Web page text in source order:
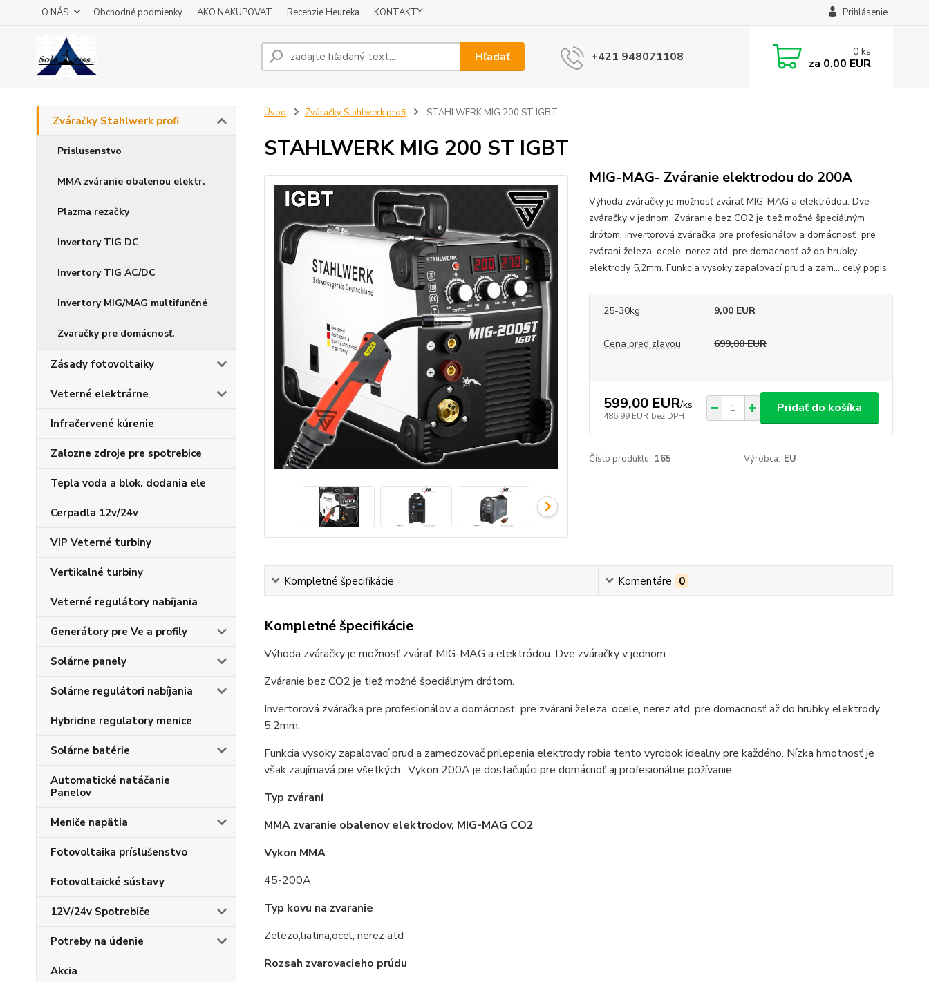
O NÁS Obchodné podmienky AKO NAKUPOVAT Recenzie Heureka KONTAKTY Prihlásenie
Hľadať +421 948071108 0 ks
za 0,00 EUR
Zváračky Stahlwerk profi
Prislusenstvo
MMA zváranie obalenou elektr.
Plazma rezačky
Invertory TIG DC
Invertory TIG AC/DC
Invertory MIG/MAG multifunčné
Zvaračky pre domácnosť.
Zásady fotovoltaiky
Veterné elektrárne
Infračervené kúrenie
Zalozne zdroje pre spotrebice
Tepla voda a blok. dodania ele
Cerpadla 12v/24v
VIP Veterné turbiny
Vertikalné turbiny
Veterné regulátory nabíjania
Generátory pre Ve a profily
Solárne panely
Solárne regulátori nabíjania
Hybridne regulatory menice
Solárne batérie
Automatické natáčanie
Panelov
Meniče napätia
Fotovoltaika príslušenstvo
Fotovoltaické sústavy
12V/24v Spotrebiče
Potreby na údenie
Akcia
Úvod Zváračky Stahlwerk profi STAHLWERK MIG 200 ST IGBT
STAHLWERK MIG 200 ST IGBT
MIG-MAG- Zváranie elektrodou do 200A
Výhoda zváračky je možnosť zvárať MIG-MAG a elektródou. Dve
zváračky v jednom. Zváranie bez CO2 je tiež možné špeciálným
drótom. Invertorová zváračka pre profesionálov a domácnosť pre
zvárani železa, ocele, nerez atd. pre domacnosť až do hrubky
elektrody 5,2mm. Funkcia vysoky zapalovací prud a zam... celý popis
25-30kg 9,00 EUR
Cena pred zľavou 699,00 EUR
599,00 EUR/ks
486,99 EUR bez DPH
Pridať do košíka
Číslo produktu: 165 Výrobca: EU
Kompletné špecifikácie Komentáre 0
Kompletné špecifikácie
Výhoda zváračky je možnosť zvárať MIG-MAG a elektródou. Dve zváračky v jednom.
Zváranie bez CO2 je tiež možné špeciálným drótom.
Invertorová zváračka pre profesionálov a domácnosť pre zvárani železa, ocele, nerez atd. pre domacnosť až do hrubky elektrody
5,2mm.
Funkcia vysoky zapalovací prud a zamedzovač prilepenia elektrody robia tento vyrobok idealny pre každého. Nízka hmotnosť je
však zaujímavá pre všetkých. Vykon 200A je dostačujúci pre domácnoť aj profesionálne požívanie.
Typ zváraní
MMA zvaranie obalenov elektrodov, MIG-MAG CO2
Vykon MMA
45-200A
Typ kovu na zvaranie
Zelezo,liatina,ocel, nerez atd
Rozsah zvarovacieho prúdu